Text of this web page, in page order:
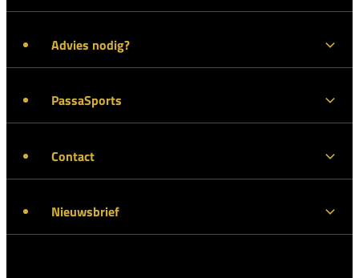
Advies nodig?
PassaSports
Contact
Nieuwsbrief